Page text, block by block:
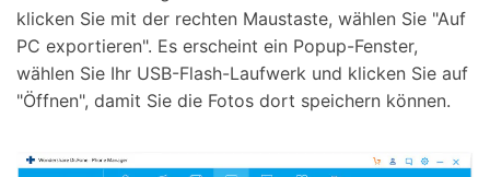
klicken Sie mit der rechten Maustaste, wählen Sie "Auf
PC exportieren". Es erscheint ein Popup-Fenster,
wählen Sie Ihr USB-Flash-Laufwerk und klicken Sie auf
"Öffnen", damit Sie die Fotos dort speichern können.